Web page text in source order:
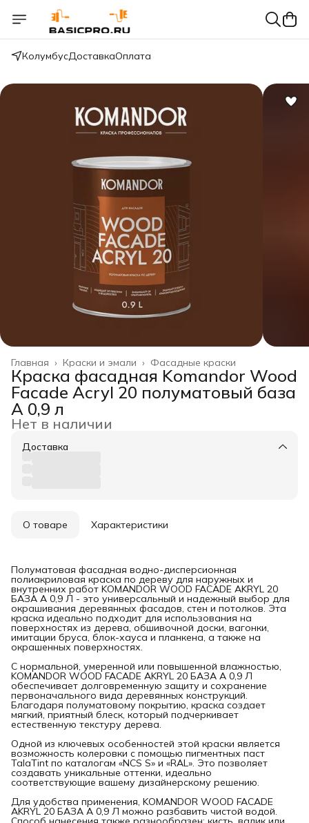
КолумбусДоставкаОплата
Фасадные краски
Краски и эмали ›
Главная ›
Краска фасадная Komandor Wood
Facade Acryl 20 полуматовый база
A 0,9 л
Нет в наличии
Доставка
О товаре Характеристики
Полуматовая фасадная водно-дисперсионная
полиакриловая краска по дереву для наружных и
внутренних работ KOMANDOR WOOD FACADE AKRYL 20
БАЗА A 0,9 Л - это универсальный и надежный выбор для
окрашивания деревянных фасадов, стен и потолков. Эта
краска идеально подходит для использования на
поверхностях из дерева, обшивочной доски, вагонки,
имитации бруса, блок-хауса и планкена, а также на
окрашенных поверхностях.
С нормальной, умеренной или повышенной влажностью,
KOMANDOR WOOD FACADE AKRYL 20 БАЗА A 0,9 Л
обеспечивает долговременную защиту и сохранение
первоначального вида деревянных конструкций.
Благодаря полуматовому покрытию, краска создает
мягкий, приятный блеск, который подчеркивает
естественную текстуру дерева.
Одной из ключевых особенностей этой краски является
возможность колеровки с помощью пигментных паст
TalaTint по каталогам «NCS S» и «RAL». Это позволяет
создавать уникальные оттенки, идеально
соответствующие вашему дизайнерскому решению.
Для удобства применения, KOMANDOR WOOD FACADE
AKRYL 20 БАЗА A 0,9 Л можно разбавить чистой водой.